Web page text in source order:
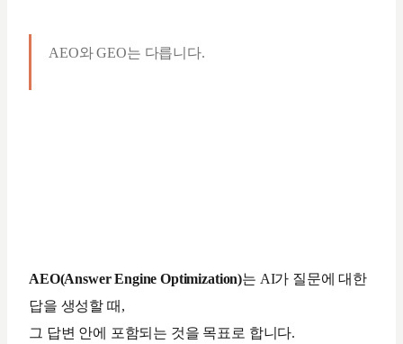
AEO와 GEO는 다릅니다.
AEO(Answer Engine Optimization)는 AI가 질문에 대한
답을 생성할 때,
그 답변 안에 포함되는 것을 목표로 합니다.